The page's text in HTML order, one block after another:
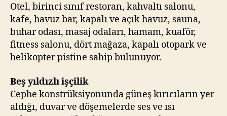
Otel, birinci sınıf restoran, kahvaltı salonu,
kafe, havuz bar, kapalı ve açık havuz, sauna,
buhar odası, masaj odaları, hamam, kuaför,
fitness salonu, dört mağaza, kapalı otopark ve
helikopter pistine sahip bulunuyor.
Beş yıldızlı işçilik
Cephe konstrüksiyonunda güneş kırıcıların yer
aldığı, duvar ve döşemelerde ses ve ısı